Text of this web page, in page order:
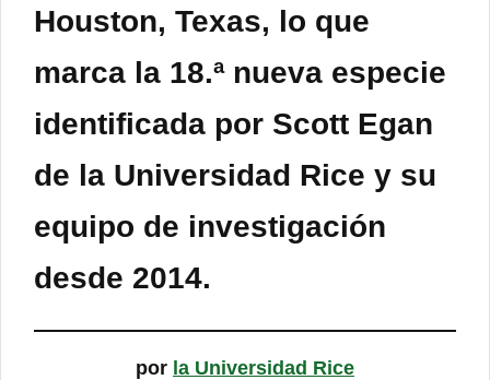
Houston, Texas, lo que
marca la 18.ª nueva especie
identificada por Scott Egan
de la Universidad Rice y su
equipo de investigación
desde 2014.
por la Universidad Rice